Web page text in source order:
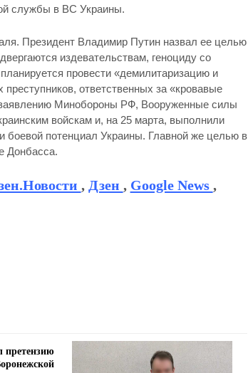
службы в ВС Украины.
Президент Владимир Путин назвал ее целью
издевательствам, геноциду со
провести «демилитаризацию и
ответственных за «кровавые
Минобороны РФ, Вооруженные силы
войскам и, на 25 марта, выполнили
боевой потенциал Украины. Главной же целью в
Донбасса.
, Дзен , Google News ,
претензию